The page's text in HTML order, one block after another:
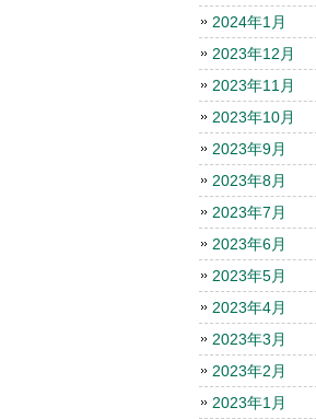
2024年1月
2023年12月
2023年11月
2023年10月
2023年9月
2023年8月
2023年7月
2023年6月
2023年5月
2023年4月
2023年3月
2023年2月
2023年1月